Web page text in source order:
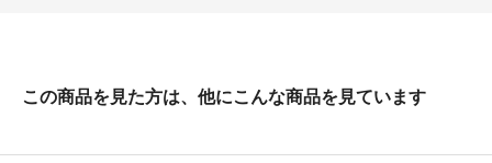
この商品を見た方は、他にこんな商品を見ています